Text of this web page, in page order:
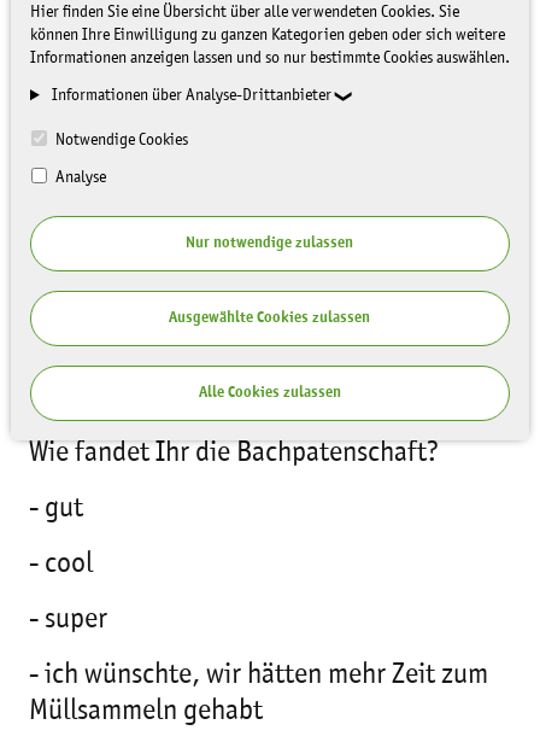
Hier finden Sie eine Übersicht über alle verwendeten Cookies. Sie
können Ihre Einwilligung zu ganzen Kategorien geben oder sich weitere
Informationen anzeigen lassen und so nur bestimmte Cookies auswählen.
Informationen über Analyse-Drittanbieter
Notwendige Cookies
Analyse
Nur notwendige zulassen
Ausgewählte Cookies zulassen
Alle Cookies zulassen
Unser Bach ist wieder begehbar und
deshalb sind wir zurückgekehrt, haben
uns die Veränderungen angesehen und uns
an frühere Aktionen erinnert.
Und das sagen die Kinder auf die Frage:
Wie fandet Ihr die Bachpatenschaft?
- gut
- cool
- super
- ich wünschte, wir hätten mehr Zeit zum
Müllsammeln gehabt